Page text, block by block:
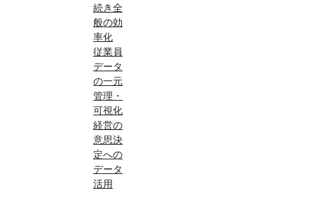
続き全
般の効
率化
従業員
データ
の一元
管理・
可視化
経営の
意思決
定への
データ
活用